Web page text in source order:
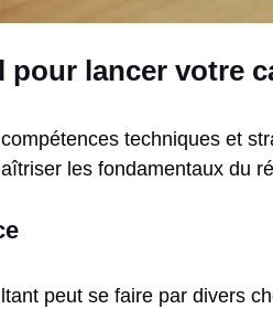
pour lancer votre
techniques et
les fondamentaux du
peut se faire par divers